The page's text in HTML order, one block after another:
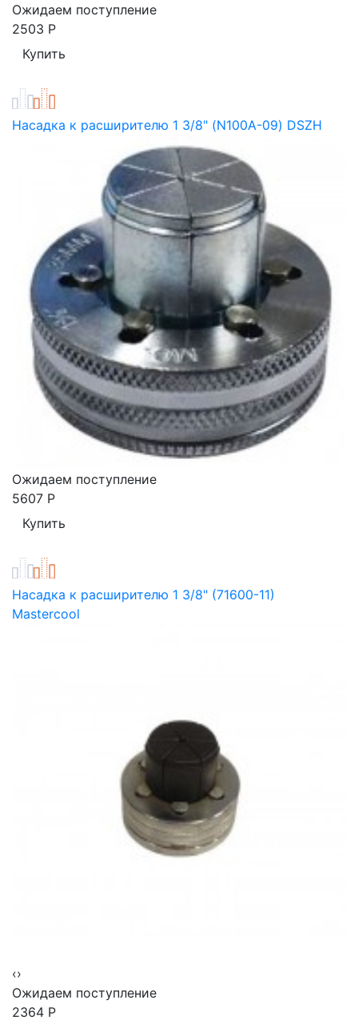
Ожидаем поступление
2503 Р
Насадка к расширителю 1 3/8" (N100A-09) DSZH
Ожидаем поступление
5607 Р
Насадка к расширителю 1 3/8" (71600-11)
Mastercool
‹›
Ожидаем поступление
2364 Р